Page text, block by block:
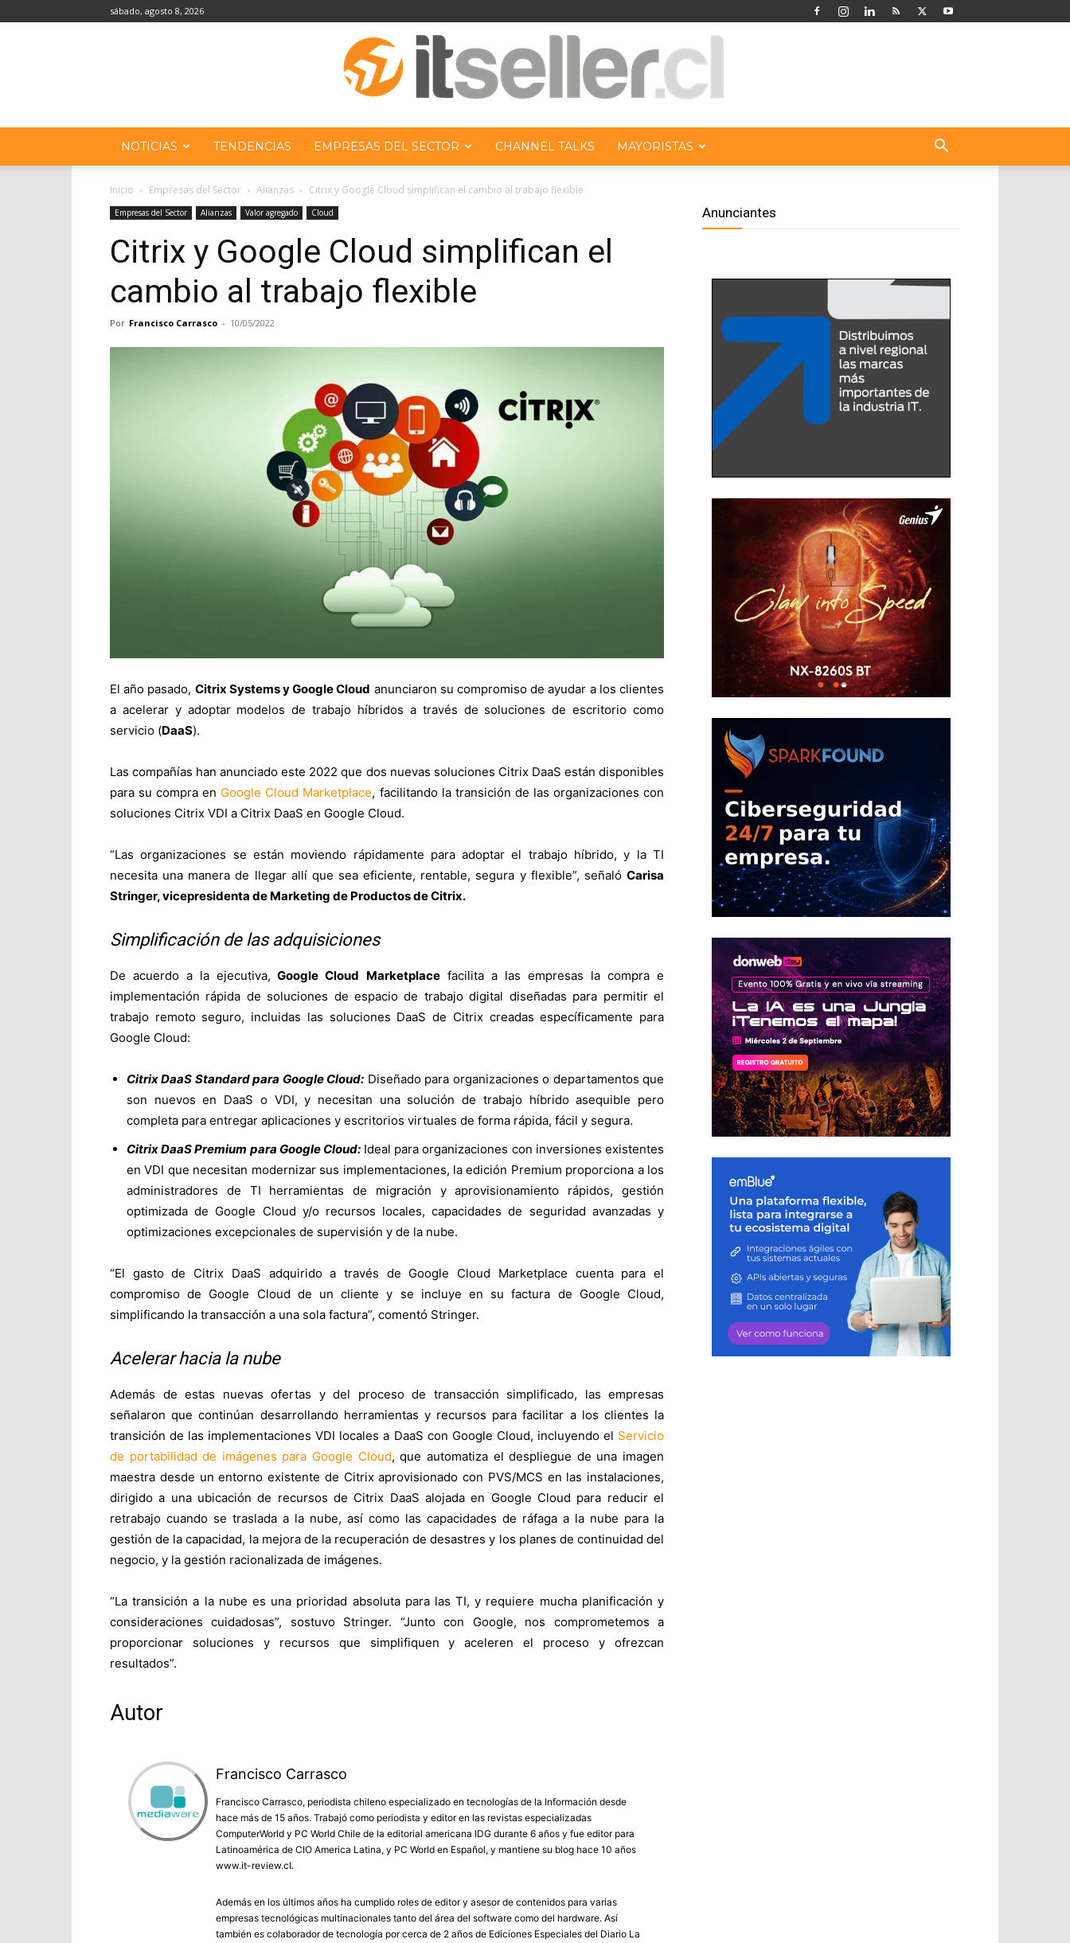
sábado, agosto 8, 2026
NOTICIAS TENDENCIAS EMPRESAS DEL SECTOR CHANNEL TALKS MAYORISTAS
Inicio Empresas del Sector Alianzas Citrix y Google Cloud simplifican el cambio al trabajo flexible
Empresas del Sector Alianzas Valor agregado Cloud
Citrix y Google Cloud simplifican el
cambio al trabajo flexible
Por Francisco Carrasco - 10/05/2022
El año pasado, Citrix Systems y Google Cloud anunciaron su compromiso de ayudar a los clientes
a acelerar y adoptar modelos de trabajo híbridos a través de soluciones de escritorio como
servicio (DaaS).
Las compañías han anunciado este 2022 que dos nuevas soluciones Citrix DaaS están disponibles
para su compra en Google Cloud Marketplace, facilitando la transición de las organizaciones con
soluciones Citrix VDI a Citrix DaaS en Google Cloud.
“Las organizaciones se están moviendo rápidamente para adoptar el trabajo híbrido, y la TI
necesita una manera de llegar allí que sea eficiente, rentable, segura y flexible”, señaló Carisa
Stringer, vicepresidenta de Marketing de Productos de Citrix.
Simplificación de las adquisiciones
De acuerdo a la ejecutiva, Google Cloud Marketplacefacilita a las empresas la compra e
implementación rápida de soluciones de espacio de trabajo digital diseñadas para permitir el
trabajo remoto seguro, incluidas las soluciones DaaS de Citrix creadas específicamente para
Google Cloud:
Citrix DaaS Standard para Google Cloud: Diseñado para organizaciones o departamentos que
son nuevos en DaaS o VDI, y necesitan una solución de trabajo híbrido asequible pero
completa para entregar aplicaciones y escritorios virtuales de forma rápida, fácil y segura.
Citrix DaaS Premium para Google Cloud:Ideal para organizaciones con inversiones existentes
en VDI que necesitan modernizar sus implementaciones, la edición Premium proporciona a los
administradores de TI herramientas de migración y aprovisionamiento rápidos, gestión
optimizada de Google Cloud y/o recursos locales, capacidades de seguridad avanzadas y
optimizaciones excepcionales de supervisión y de la nube.
“El gasto de Citrix DaaS adquirido a través de Google Cloud Marketplace cuenta para el
compromiso de Google Cloud de un cliente y se incluye en su factura de Google Cloud,
simplificando la transacción a una sola factura”, comentó Stringer.
Acelerar hacia la nube
Además de estas nuevas ofertas y del proceso de transacción simplificado, las empresas
señalaron que continúan desarrollando herramientas y recursos para facilitar a los clientes la
transición de las implementaciones VDI locales a DaaS con Google Cloud, incluyendo el Servicio
de portabilidad de imágenes para Google Cloud, que automatiza el despliegue de una imagen
maestra desde un entorno existente de Citrix aprovisionado con PVS/MCS en las instalaciones,
dirigido a una ubicación de recursos de Citrix DaaS alojada en Google Cloud para reducir el
retrabajo cuando se traslada a la nube, así como las capacidades de ráfaga a la nube para la
gestión de la capacidad, la mejora de la recuperación de desastres y los planes de continuidad del
negocio, y la gestión racionalizada de imágenes.
“La transición a la nube es una prioridad absoluta para las TI, y requiere mucha planificación y
consideraciones cuidadosas”, sostuvo Stringer. “Junto con Google, nos comprometemos a
proporcionar soluciones y recursos que simplifiquen y aceleren el proceso y ofrezcan
resultados”.
Autor
Francisco Carrasco
Francisco Carrasco, periodista chileno especializado en tecnologías de la Información desde
hace más de 15 años. Trabajó como periodista y editor en las revistas especializadas
ComputerWorld y PC World Chile de la editorial americana IDG durante 6 años y fue editor para
Latinoamérica de CIO America Latina, y PC World en Español, y mantiene su blog hace 10 años
www.it-review.cl.
Además en los últimos años ha cumplido roles de editor y asesor de contenidos para varias
empresas tecnológicas multinacionales tanto del área del software como del hardware. Así
también es colaborador de tecnología por cerca de 2 años de Ediciones Especiales del Diario La
Anunciantes